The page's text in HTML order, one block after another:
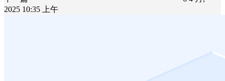
2025 10:35 上午